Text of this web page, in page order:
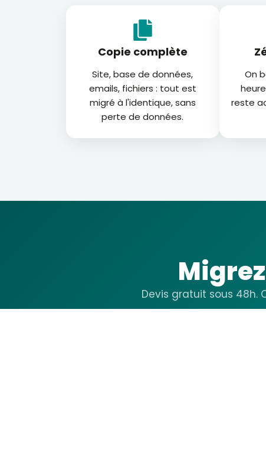
Copie complète
Site, base de données,
emails, fichiers : tout est
migré à l'identique, sans
perte de données.
On
reste
Devis gratuit sous 48h.